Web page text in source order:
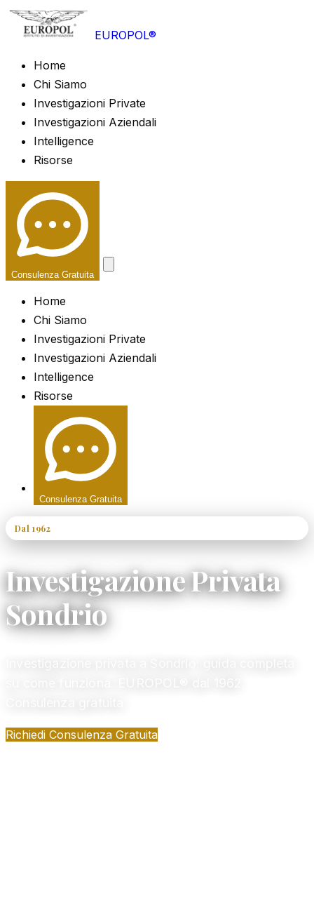
EUROPOL®
Home
Chi Siamo
Investigazioni Private
Investigazioni Aziendali
Intelligence
Risorse
Consulenza Gratuita
Home
Chi Siamo
Investigazioni Private
Investigazioni Aziendali
Intelligence
Risorse
Consulenza Gratuita
Dal 1962
Investigazione Privata
Sondrio
Richiedi Consulenza Gratuita